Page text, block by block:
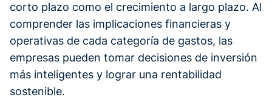
corto plazo como el crecimiento a largo plazo. Al
comprender las implicaciones financieras y
operativas de cada categoría de gastos, las
empresas pueden tomar decisiones de inversión
más inteligentes y lograr una rentabilidad
sostenible.